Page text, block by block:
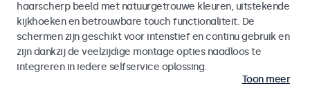
haarscherp beeld met natuurgetrouwe kleuren, uitstekende
kijkhoeken en betrouwbare touch functionaliteit. De
schermen zijn geschikt voor intenstief en continu gebruik en
zijn dankzij de veelzijdige montage opties naadloos te
integreren in iedere selfservice oplossing.
Toon meer